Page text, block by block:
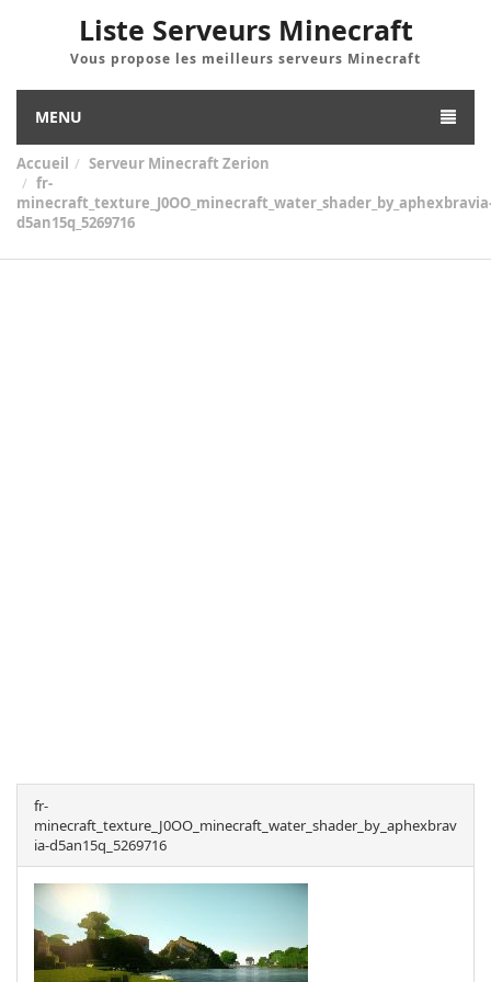
Liste Serveurs Minecraft
Vous propose les meilleurs serveurs Minecraft
MENU
Accueil
Serveur Minecraft Zerion
fr-
d5an15q_5269716
fr-
minecraft_texture_J0OO_minecraft_water_shader_by_aphexbrav
ia-d5an15q_5269716